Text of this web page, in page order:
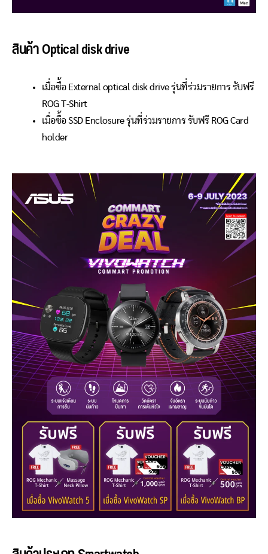
สินค้า Optical disk drive
เมื่อซื้อ External optical disk drive รุ่นที่ร่วมรายการ รับฟรี
ROG T-Shirt
เมื่อซื้อ SSD Enclosure รุ่นที่ร่วมรายการ รับฟรี ROG Card
holder